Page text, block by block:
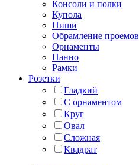
Консоли и полки
Купола
Ниши
Обрамление проемов
Орнаменты
Панно
Рамки
Розетки
Гладкий
С орнаментом
Круг
Овал
Сложная
Квадрат